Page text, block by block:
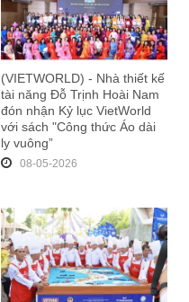
(VIETWORLD) - Nhà thiết kế
tài năng Đỗ Trịnh Hoài Nam
đón nhận Kỷ lục VietWorld
với sách "Công thức Áo dài
ly vuông”
08-05-2026